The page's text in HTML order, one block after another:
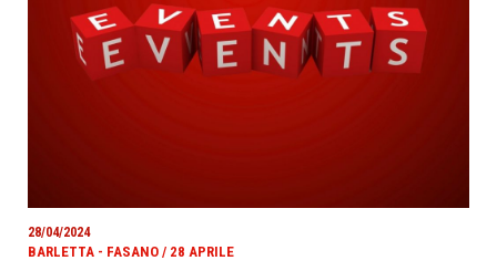
28/04/2024
BARLETTA - FASANO / 28 APRILE